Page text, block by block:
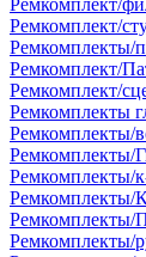
Ремкомплект/
Ремкомплект/
Ремкомплекты/
Ремкомплект/
Ремкомплект/
Ремкомплекты
Ремкомплекты/
Ремкомплекты/
Ремкомплекты/
Ремкомплекты/
Ремкомплекты/